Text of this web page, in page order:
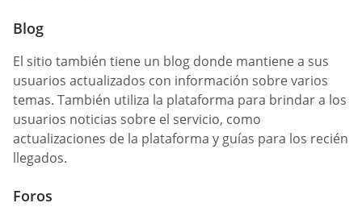
Blog
El sitio también tiene un blog donde mantiene a sus
usuarios actualizados con información sobre varios
temas. También utiliza la plataforma para brindar a los
usuarios noticias sobre el servicio, como
actualizaciones de la plataforma y guías para los recién
llegados.
Foros